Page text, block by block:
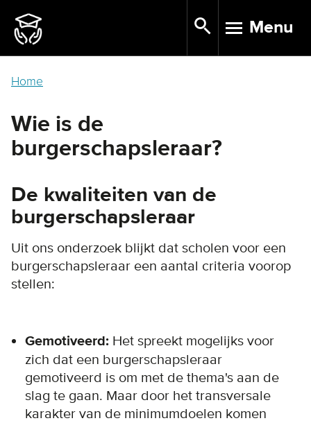
main
TOGGLE
Menu
Home
Wie is de
burgerschapsleraar?
De kwaliteiten van de
burgerschapsleraar
Uit ons onderzoek blijkt dat scholen voor een
burgerschapsleraar een aantal criteria voorop
stellen:
Gemotiveerd: Het spreekt mogelijks voor
zich dat een burgerschapsleraar
gemotiveerd is om met de thema's aan de
slag te gaan. Maar door het transversale
karakter van de minimumdoelen komen